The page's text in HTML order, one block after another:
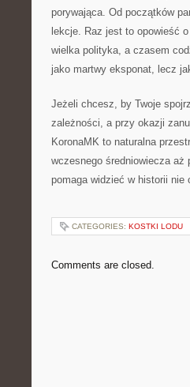
porywająca. Od początków
lekcje. Raz jest to opowieść
wielka polityka, a czasem
jako martwy eksponat, lecz
Jeżeli chcesz, by Twoje
zależności, a przy okazji
KoronaMK to naturalna
wczesnego średniowiecza
pomaga widzieć w historii nie
CATEGORIES: KOSTKI LODU
Comments are closed.